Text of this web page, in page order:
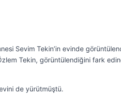
Sevim Tekin’in evinde
Tekin, görüntülendiğini fark
de yürütmüştü.